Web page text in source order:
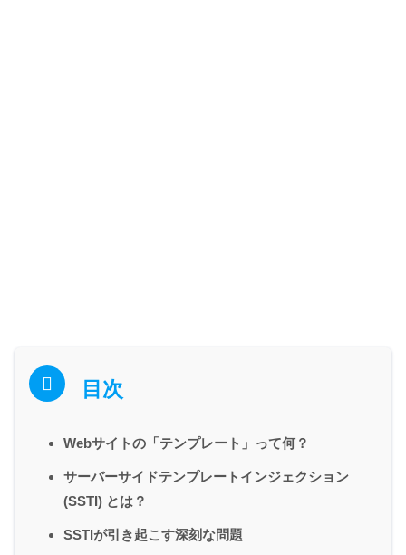
目次
Webサイトの「テンプレート」って何？
サーバーサイドテンプレートインジェクション
(SSTI) とは？
SSTIが引き起こす深刻な問題